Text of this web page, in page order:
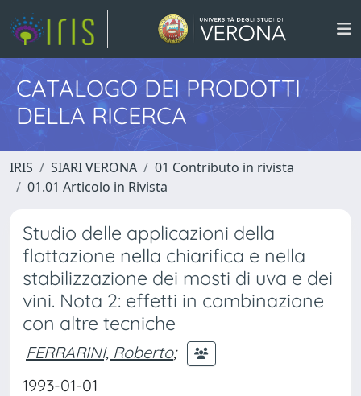
CATALOGO DEI PRODOTTI
DELLA RICERCA
IRIS SIARI VERONA
01 Contributo in rivista
01.01 Articolo in Rivista
Studio delle applicazioni della
flottazione nella chiarifica e nella
stabilizzazione dei mosti di uva e dei
vini. Nota 2: effetti in combinazione
con altre tecniche
FERRARINI, Roberto;
1993-01-01